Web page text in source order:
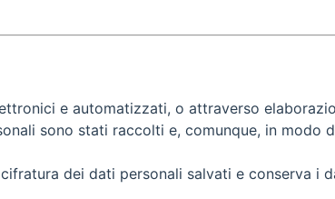
e automatizzati, o attraverso
sono stati raccolti e, comunque, in modo
dei dati personali salvati e conserva i